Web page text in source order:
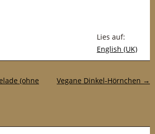
Lies auf:
English (UK)
(ohne
Vegane Dinkel-Hörnchen →